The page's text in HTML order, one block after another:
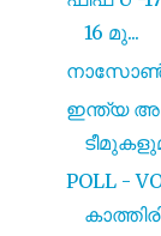
16 മു...
നാസോൺ
ഇന്ത്യ
POLL -